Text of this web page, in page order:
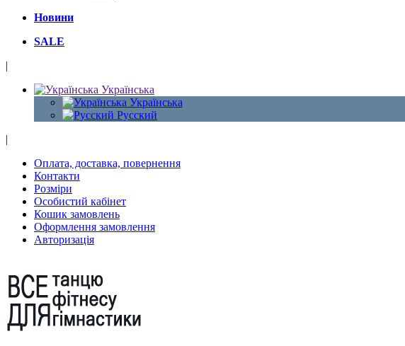
Новини
SALE
|
Українська
Українська
Русский
|
Оплата, доставка, повернення
Контакти
Розміри
Особистий кабінет
Кошик замовлень
Оформлення замовлення
Авторизація